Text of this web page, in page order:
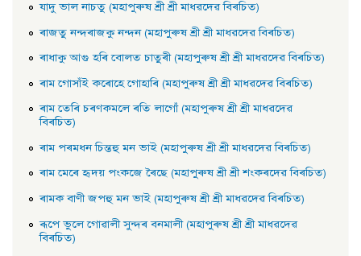
যাদু ভাল নাচতু (মহাপুৰুষ শ্ৰী শ্ৰী মাধৱদেৱ বিৰচিত)
ৰাজতু নন্দৰাজকু নন্দন (মহাপুৰুষ শ্ৰী শ্ৰী মাধৱদেৱ বিৰচিত)
ৰাধাকু আগু হৰি বােলত চাতুৰী (মহাপুৰুষ শ্ৰী শ্ৰী মাধৱদেৱ বিৰচিত)
ৰাম গােসাঁই কৰােহে গােহাৰি (মহাপুৰুষ শ্ৰী শ্ৰী মাধৱদেৱ বিৰচিত)
ৰাম তেৰি চৰণকমলে ৰতি লাগোঁ (মহাপুৰুষ শ্ৰী শ্ৰী মাধৱদেৱ
বিৰচিত)
ৰাম পৰমধন চিন্তহু মন ভাই (মহাপুৰুষ শ্ৰী শ্ৰী মাধৱদেৱ বিৰচিত)
ৰাম মেৰে হৃদয় পংকজে ৰৈছে (মহাপুৰুষ শ্ৰী শ্ৰী শংকৰদেৱ বিৰচিত)
ৰামক বাণী জপহু মন ভাই (মহাপুৰুষ শ্ৰী শ্ৰী মাধৱদেৱ বিৰচিত)
ৰূপে ভুলে গােৱালী সুন্দৰ বনমালী (মহাপুৰুষ শ্ৰী শ্ৰী মাধৱদেৱ
বিৰচিত)